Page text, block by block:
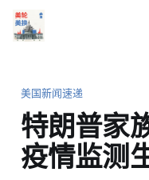
美国新闻速递
特朗普家
疫情监测